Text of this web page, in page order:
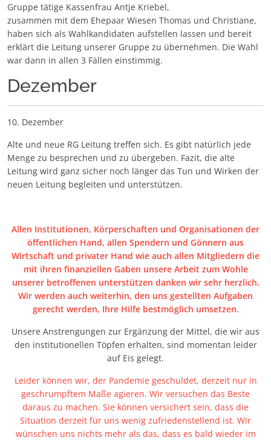
Gruppe tätige Kassenfrau Antje Kriebel,
zusammen mit dem Ehepaar Wiesen Thomas und Christiane,
haben sich als Wahlkandidaten aufstellen lassen und bereit
erklärt die Leitung unserer Gruppe zu übernehmen. Die Wahl
war dann in allen 3 Fällen einstimmig.
Dezember
10. Dezember
Alte und neue RG Leitung treffen sich. Es gibt natürlich jede
Menge zu besprechen und zu übergeben. Fazit, die alte
Leitung wird ganz sicher noch länger das Tun und Wirken der
neuen Leitung begleiten und unterstützen.
Allen Institutionen, Körperschaften und Organisationen der
öffentlichen Hand, allen Spendern und Gönnern aus
Wirtschaft und privater Hand wie auch allen Mitgliedern die
mit ihren finanziellen Gaben unsere Arbeit zum Wohle
unserer betroffenen unterstützen danken wir sehr herzlich.
Wir werden auch weiterhin, den uns gestellten Aufgaben
gerecht werden, Ihre Hilfe bestmöglich umsetzen.
Unsere Anstrengungen zur Ergänzung der Mittel, die wir aus
den institutionellen Töpfen erhalten, sind momentan leider
auf Eis gelegt.
Leider können wir, der Pandemie geschuldet, derzeit nur in
geschrumpftem Maße agieren. Wir versuchen das Beste
daraus zu machen. Sie können versichert sein, dass die
Situation derzeit für uns wenig zufriedenstellend ist. Wir
wünschen uns nichts mehr als das, dass es bald wieder im